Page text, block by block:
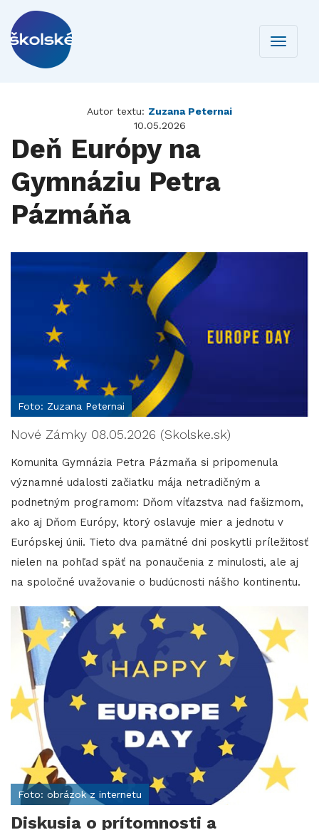
Toggle
Autor textu: Zuzana Peternai
10.05.2026
Deň Európy na
Gymnáziu Petra
Pázmáňa
Foto: Zuzana Peternai
Nové Zámky 08.05.2026 (Skolske.sk)
Komunita Gymnázia Petra Pázmaňa si pripomenula
významné udalosti začiatku mája netradičným a
podnetným programom: Dňom víťazstva nad fašizmom,
ako aj Dňom Európy, ktorý oslavuje mier a jednotu v
Európskej únii. Tieto dva pamätné dni poskytli príležitosť
nielen na pohľad späť na ponaučenia z minulosti, ale aj
na spoločné uvažovanie o budúcnosti nášho kontinentu.
Foto: obrázok z internetu
Diskusia o prítomnosti a